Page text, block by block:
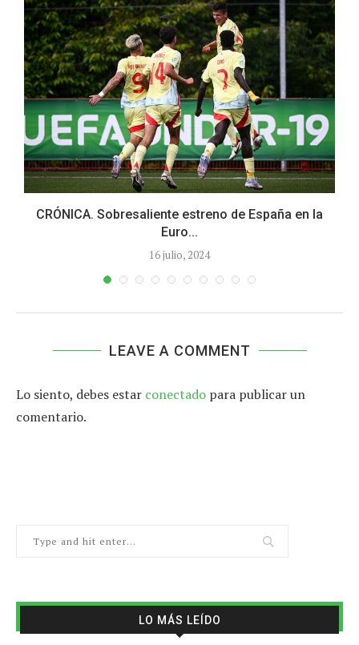
CRÓNICA. Sobresaliente estreno de España en la
Euro...
16 julio, 2024
LEAVE A COMMENT
Lo siento, debes estar conectado para publicar un
comentario.
LO MÁS LEÍDO